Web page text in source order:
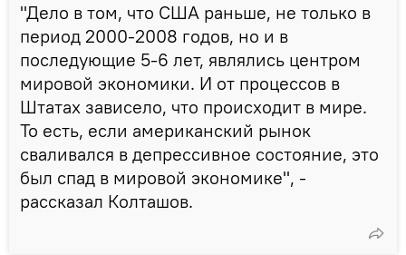
"Дело в том, что США раньше, не только в
период 2000-2008 годов, но и в
последующие 5-6 лет, являлись центром
мировой экономики. И от процессов в
Штатах зависело, что происходит в мире.
То есть, если американский рынок
сваливался в депрессивное состояние, это
был спад в мировой экономике", -
рассказал Колташов.